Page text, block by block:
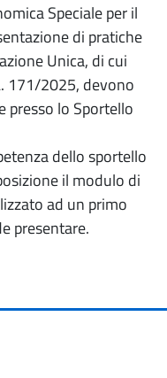
Speciale per il
di pratiche
Unica, di cui
171/2025, devono
presso lo Sportello
dello sportello
il modulo di
ad un primo
presentare.